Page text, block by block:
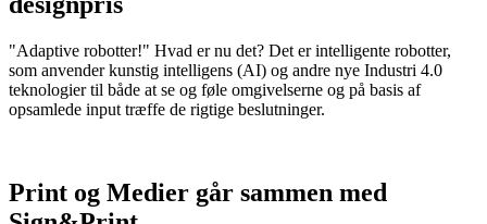
"Adaptive robotter!" Hvad er nu det? Det er intelligente robotter,
som anvender kunstig intelligens (AI) og andre nye Industri 4.0
teknologier til både at se og føle omgivelserne og på basis af
opsamlede input træffe de rigtige beslutninger.
Print og Medier går sammen med